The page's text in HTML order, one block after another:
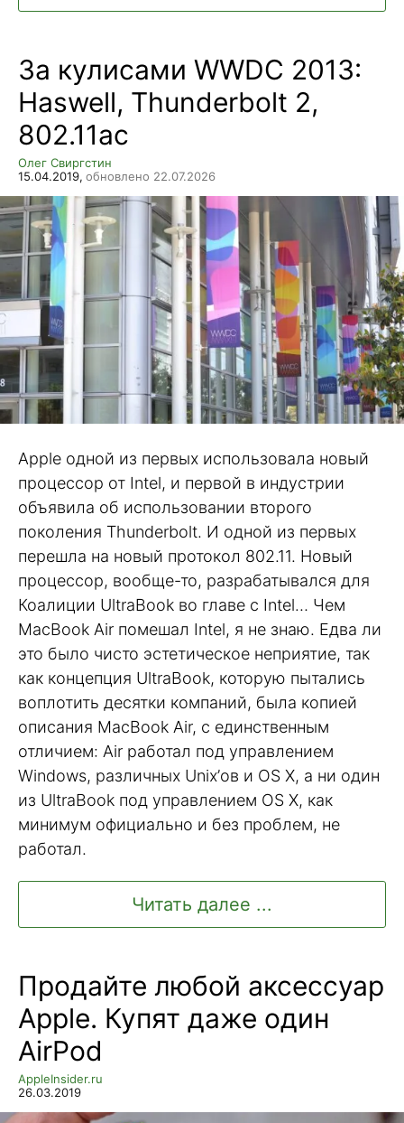
За кулисами WWDC 2013:
Haswell, Thunderbolt 2,
802.11ac
Олег Свиргстин
15.04.2019, обновлено 22.07.2026
Apple одной из первых использовала новый
процессор от Intel, и первой в индустрии
объявила об использовании второго
поколения Thunderbolt. И одной из первых
перешла на новый протокол 802.11. Новый
процессор, вообще-то, разрабатывался для
Коалиции UltraBook во главе с Intel… Чем
MacBook Air помешал Intel, я не знаю. Едва ли
это было чисто эстетическое неприятие, так
как концепция UltraBook, которую пытались
воплотить десятки компаний, была копией
описания MacBook Air, с единственным
отличием: Air работал под управлением
Windows, различных Unix’ов и OS X, а ни один
из UltraBook под управлением OS X, как
минимум официально и без проблем, не
работал.
Читать далее ...
Продайте любой аксессуар
Apple. Купят даже один
AirPod
AppleInsider.ru
26.03.2019